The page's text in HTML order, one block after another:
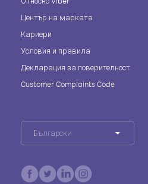
Център на марката
Кариери
Условия и правила
Декларация за поверителност
Customer Complaints Code
Български